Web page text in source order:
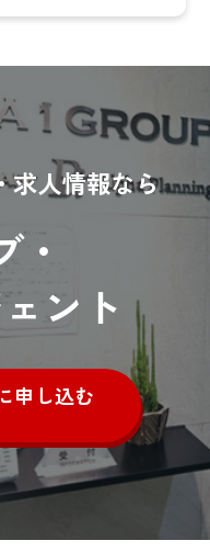
求人情報なら
・
ント
申し込む